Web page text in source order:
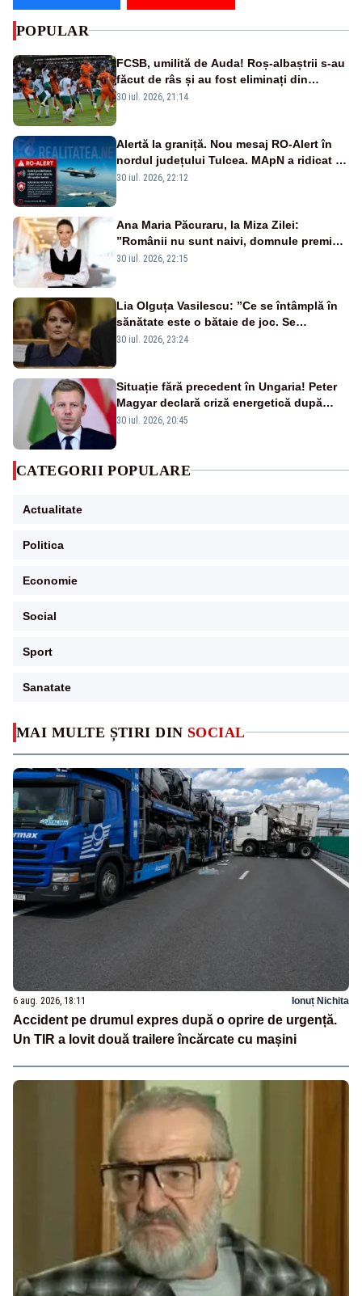
MAI MULTE ȘTIRI DIN SOCIAL
6 aug. 2026, 18:11 Ionuț Nichita
Accident pe drumul expres după o oprire de urgență.
Un TIR a lovit două trailere încărcate cu mașini
POPULAR
FCSB, umilită de Auda! Roș-albaștrii s-au
făcut de râs și au fost eliminați din
Conference League
30 iul. 2026, 21:14
Alertă la graniță. Nou mesaj RO-Alert în
nordul județului Tulcea. MApN a ridicat de
la sol două avioane F-16
30 iul. 2026, 22:12
Ana Maria Păcuraru, la Miza Zilei:
”Românii nu sunt naivi, domnule premier
Bolojan”
30 iul. 2026, 22:15
Lia Olguța Vasilescu: ”Ce se întâmplă în
sănătate este o bătaie de joc. Se
guvernează extraordinar de prost”
30 iul. 2026, 23:24
Situație fără precedent în Ungaria! Peter
Magyar declară criză energetică după
oprirea centralei de la Paks
30 iul. 2026, 20:45
CATEGORII POPULARE
Actualitate
Politica
Economie
Social
Sport
Sanatate